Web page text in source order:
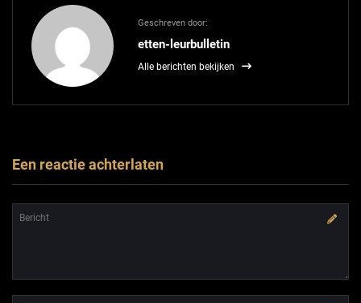
Geschreven door:
etten-leurbulletin
Alle berichten bekijken
Een reactie achterlaten